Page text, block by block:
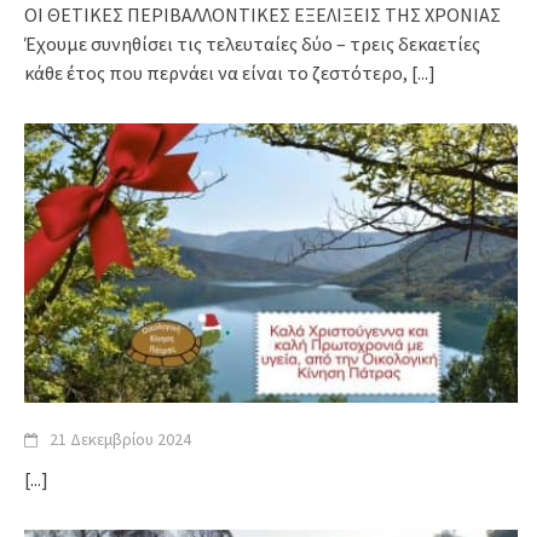
ΟΙ ΘΕΤΙΚΕΣ ΠΕΡΙΒΑΛΛΟΝΤΙΚΕΣ ΕΞΕΛΙΞΕΙΣ ΤΗΣ ΧΡΟΝΙΑΣ
Έχουμε συνηθίσει τις τελευταίες δύο – τρεις δεκαετίες
κάθε έτος που περνάει να είναι το ζεστότερο, [...]
21 Δεκεμβρίου 2024
[...]